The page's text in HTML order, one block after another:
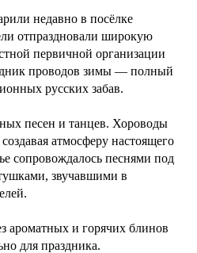
недавно в посёлке
отпраздновали широкую
первичной организации
проводов зимы — полный
русских забав.
песен и танцев. Хороводы
атмосферу настоящего
сопровождалось песнями под
звучавшими в
ароматных и горячих блинов
для праздника.